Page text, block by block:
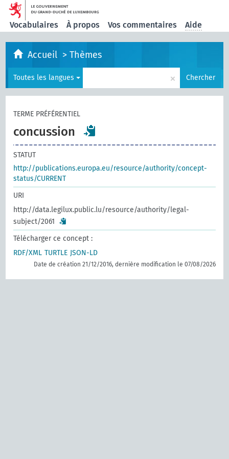
Vocabulaires À propos Vos commentaires Aide
Accueil >Thèmes
Toutes les langues × Chercher
TERME PRÉFÉRENTIEL
concussion
STATUT
http://publications.europa.eu/resource/authority/concept-
status/CURRENT
URI
http://data.legilux.public.lu/resource/authority/legal-
subject/2061
Télécharger ce concept :
RDF/XML TURTLE JSON-LD
Date de création 21/12/2016, dernière modification le 07/08/2026